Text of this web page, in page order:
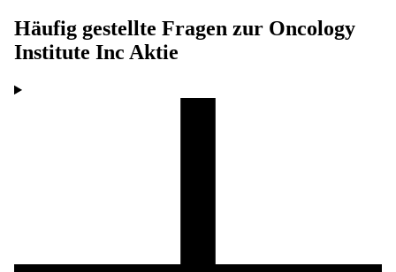
Häufig gestellte Fragen zur Oncology
Institute Inc Aktie